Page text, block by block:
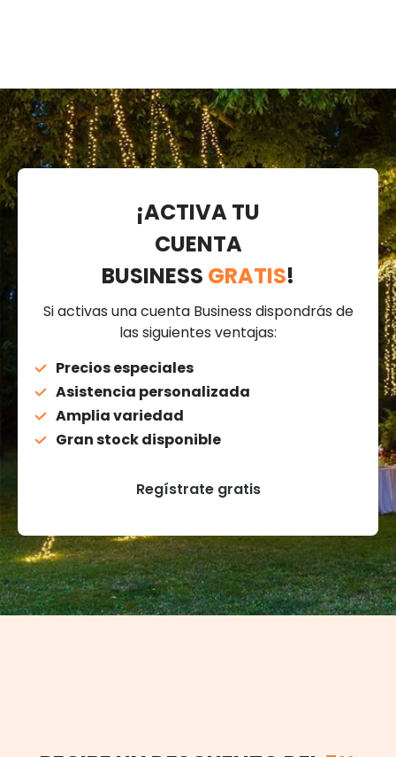
¡ACTIVA TU
CUENTA
BUSINESS GRATIS!
Si activas una cuenta Business dispondrás de
las siguientes ventajas:
Precios especiales
Asistencia personalizada
Amplia variedad
Gran stock disponible
Regístrate gratis